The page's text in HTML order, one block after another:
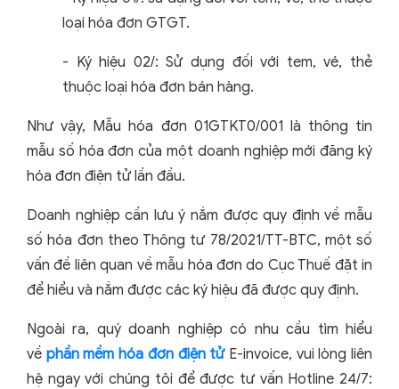
loại hóa đơn GTGT.
- Ký hiệu 02/: Sử dụng đối với tem, vé, thẻ
thuộc loại hóa đơn bán hàng.
Như vậy, Mẫu hóa đơn 01GTKT0/001 là thông tin
mẫu số hóa đơn của một doanh nghiệp mới đăng ký
hóa đơn điện tử lần đầu.
Doanh nghiệp cần lưu ý nắm được quy định về mẫu
số hóa đơn theo Thông tư 78/2021/TT-BTC, một số
vấn đề liên quan về mẫu hóa đơn do Cục Thuế đặt in
để hiểu và nắm được các ký hiệu đã được quy định.
Ngoài ra, quý doanh nghiệp có nhu cầu tìm hiểu
về phần mềm hóa đơn điện tửE-invoice, vui lòng liên
hệ ngay với chúng tôi để được tư vấn Hotline 24/7: